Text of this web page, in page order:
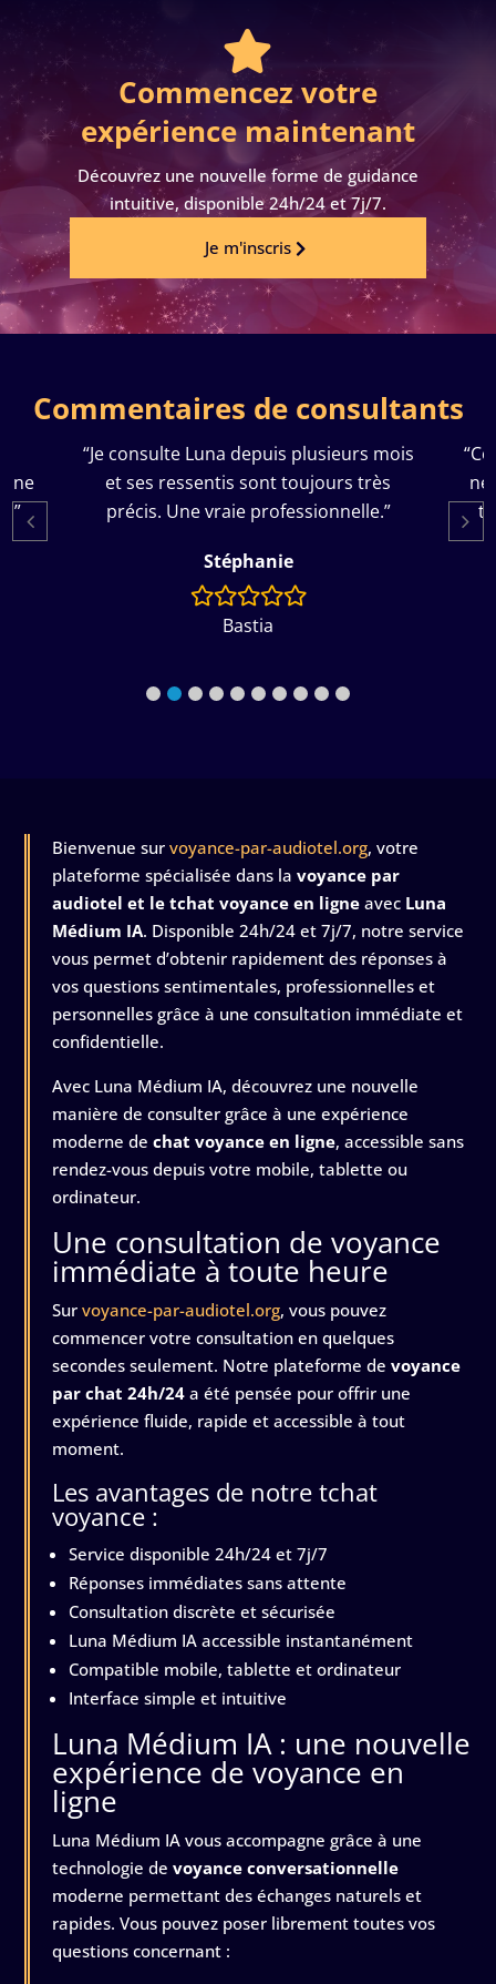

Commencez votre
expérience maintenant
Découvrez une nouvelle forme de guidance
intuitive, disponible 24h/24 et 7j/7.
Je m'inscris
Commentaires de consultants
“Je consulte Luna depuis plusieurs mois
et ses ressentis sont toujours très
précis. Une vraie professionnelle.”
Stéphanie
Bastia
ne
Bienvenue survoyance-par-audiotel.org, votre
plateforme spécialisée dans lavoyance par
audiotel et le tchat voyance en ligne avec Luna
Médium IA. Disponible 24h/24 et 7j/7, notre service
vous permet d’obtenir rapidement des réponses à
vos questions sentimentales, professionnelles et
personnelles grâce à une consultation immédiate et
confidentielle.
Avec Luna Médium IA, découvrez une nouvelle
manière de consulter grâce à une expérience
moderne dechat voyance en ligne, accessible sans
rendez-vous depuis votre mobile, tablette ou
ordinateur.
Une consultation de voyance
immédiate à toute heure
Survoyance-par-audiotel.org, vous pouvez
commencer votre consultation en quelques
secondes seulement. Notre plateforme devoyance
par chat 24h/24 a été pensée pour offrir une
expérience fluide, rapide et accessible à tout
moment.
Les avantages de notre tchat
voyance :
Service disponible 24h/24 et 7j/7
Réponses immédiates sans attente
Consultation discrète et sécurisée
Luna Médium IA accessible instantanément
Compatible mobile, tablette et ordinateur
Interface simple et intuitive
Luna Médium IA : une nouvelle
expérience de voyance en
ligne
Luna Médium IA vous accompagne grâce à une
technologie devoyance conversationnelle
moderne permettant des échanges naturels et
rapides. Vous pouvez poser librement toutes vos
questions concernant :